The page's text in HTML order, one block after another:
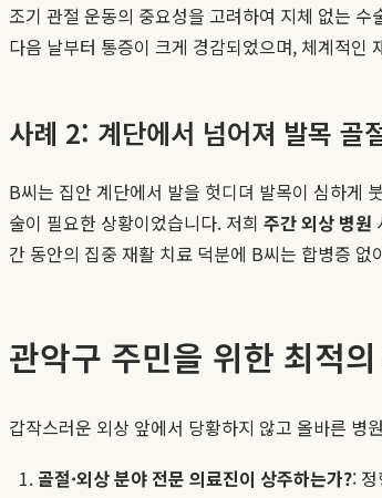
조기 관절 운동의 중요성을 고려하여 지체 없는
다음 날부터 통증이 크게 경감되었으며, 체계적인
사례 2: 계단에서 넘어져 발목 골
B씨는 집안 계단에서 발을 헛디뎌 발목이 심하
술이 필요한 상황이었습니다. 저희 주간 외상 병원
간 동안의 집중 재활 치료 덕분에 B씨는 합병증
관악구 주민을 위한 최적
갑작스러운 외상 앞에서 당황하지 않고 올바른 병
골절·외상 분야 전문 의료진이 상주하는가?: